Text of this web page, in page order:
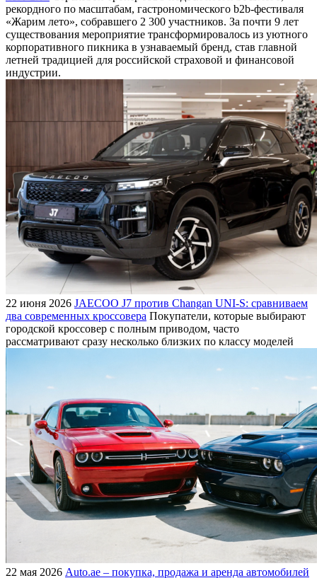
рекордного по масштабам, гастрономического b2b-фестиваля
«Жарим лето», собравшего 2 300 участников. За почти 9 лет
существования мероприятие трансформировалось из уютного
корпоративного пикника в узнаваемый бренд, став главной
летней традицией для российской страховой и финансовой
индустрии.
22 июня 2026 JAECOO J7 против Changan UNI-S: сравниваем
два современных кроссовера Покупатели, которые выбирают
городской кроссовер с полным приводом, часто
рассматривают сразу несколько близких по классу моделей
22 мая 2026 Auto.ae – покупка, продажа и аренда автомобилей